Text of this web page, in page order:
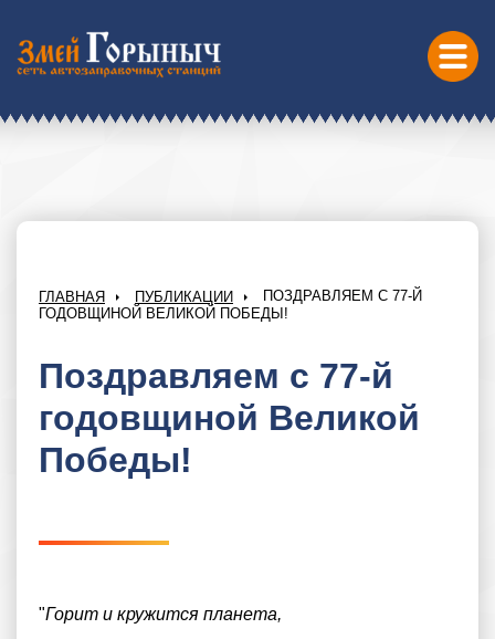
ГЛАВНАЯ ПУБЛИКАЦИИ
ПОЗДРАВЛЯЕМ С 77-Й
ГОДОВЩИНОЙ ВЕЛИКОЙ ПОБЕДЫ!
Поздравляем с 77-й
годовщиной Великой
Победы!
"Горит и кружится планета,